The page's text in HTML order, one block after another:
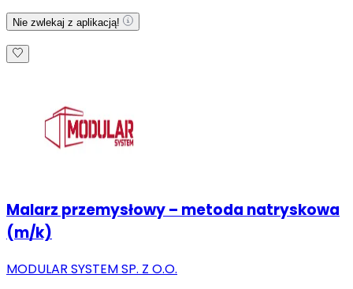
Nie zwlekaj z aplikacją!
Malarz przemysłowy – metoda natryskowa
(m/k)
MODULAR SYSTEM SP. Z O.O.